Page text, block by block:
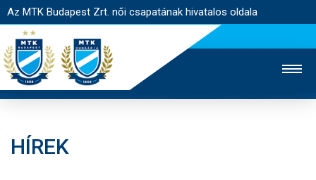
Az MTK Budapest Zrt. női csapatának hivatalos oldala
HÍREK